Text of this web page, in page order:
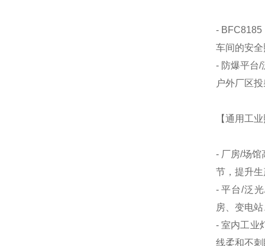
- BFC8185
车间的安
- 防爆平台/
户外厂区
【通用工
- 厂房/场
节，提升
- 平台/泛
房、变电
- 室内工业
线柔和不刺